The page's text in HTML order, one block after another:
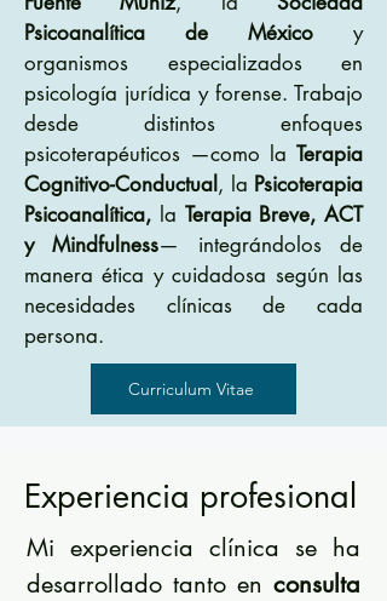
Psicoanalítica de México y
organismos especializados en
psicología jurídica y forense. Trabajo
desde distintos enfoques
psicoterapéuticos —como la Terapia
Cognitivo-Conductual , la Psicoterapia
Psicoanalítica, la Terapia Breve, ACT
y Mindfulness— integrándolos de
manera ética y cuidadosa según las
necesidades clínicas de cada
persona.
Curriculum Vitae
Experiencia profesional
Mi experiencia clínica se ha
desarrollado tanto en consulta